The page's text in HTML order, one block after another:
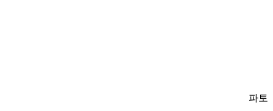
파토